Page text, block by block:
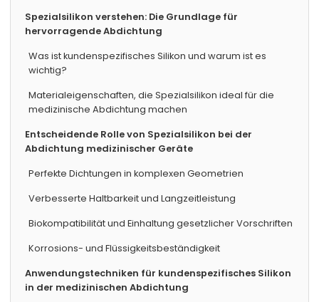
Spezialsilikon verstehen: Die Grundlage für
hervorragende Abdichtung
Was ist kundenspezifisches Silikon und warum ist es
wichtig?
Materialeigenschaften, die Spezialsilikon ideal für die
medizinische Abdichtung machen
Entscheidende Rolle von Spezialsilikon bei der
Abdichtung medizinischer Geräte
Perfekte Dichtungen in komplexen Geometrien
Verbesserte Haltbarkeit und Langzeitleistung
Biokompatibilität und Einhaltung gesetzlicher Vorschriften
Korrosions- und Flüssigkeitsbeständigkeit
Anwendungstechniken für kundenspezifisches Silikon
in der medizinischen Abdichtung